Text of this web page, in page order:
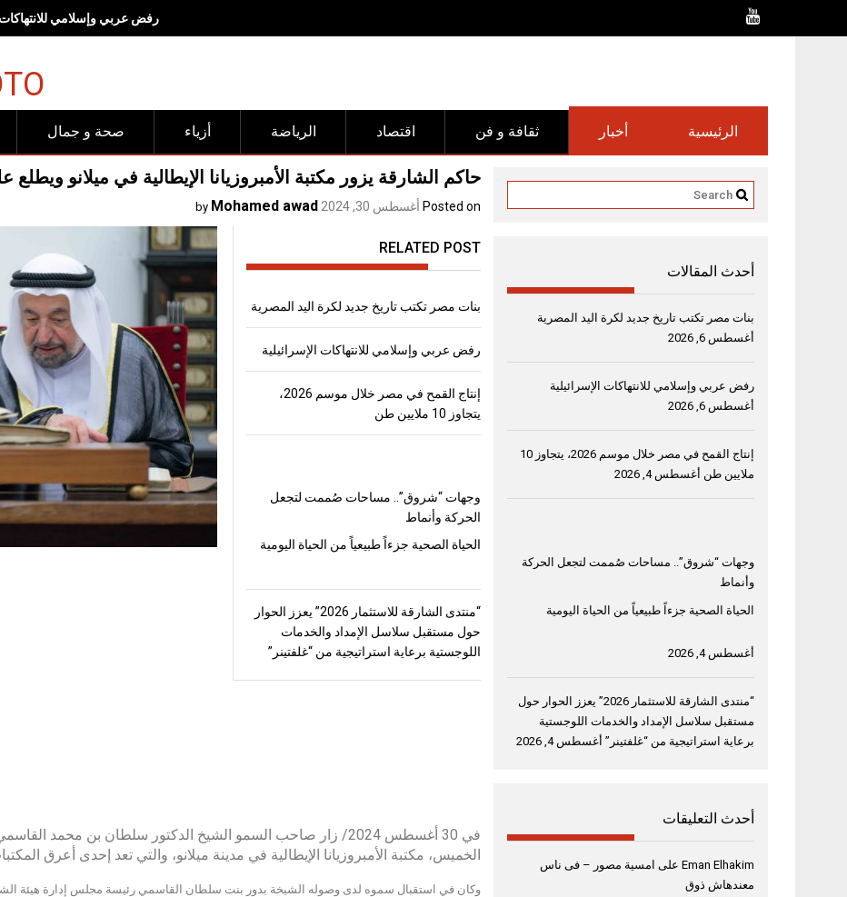
رفض عربي وإسلامي للانتهاكات
صحة و جمال أزياء الرياضة اقتصاد ثقافة و فن أخبار الرئيسية
حاكم الشارقة يزور مكتبة الأمبروزيانا الإيطالية في ميلانو
Posted on أغسطس 30, 2024 by
Mohamed awad
RELATED POST
بنات مصر تكتب تاريخ جديد لكرة اليد المصرية
رفض عربي وإسلامي للانتهاكات الإسرائيلية
إنتاج القمح في مصر خلال موسم 2026،
يتجاوز 10 ملايين طن
وجهات “شروق”.. مساحات صُممت لتجعل
الحركة وأنماط
الحياة الصحية جزءاً طبيعياً من الحياة اليومية
“منتدى الشارقة للاستثمار 2026” يعزز الحوار
حول مستقبل سلاسل الإمداد والخدمات
اللوجستية برعاية استراتيجية من “غلفتينر”
في 30 أغسطس 2024/ زار صاحب السمو الشيخ الدكتور سلطان بن
الخميس، مكتبة الأمبروزيانا الإيطالية في مدينة ميلانو، والتي تعد إحدى أعرق
وكان في استقبال سموه لدى وصوله الشيخة بدور بنت سلطان القاسمي رئيسة مجلس إدارة هيئة
أحدث المقالات
بنات مصر تكتب تاريخ جديد لكرة اليد المصرية
أغسطس 6, 2026
رفض عربي وإسلامي للانتهاكات الإسرائيلية
أغسطس 6, 2026
إنتاج القمح في مصر خلال موسم 2026، يتجاوز 10
ملايين طن أغسطس 4, 2026
وجهات “شروق”.. مساحات صُممت لتجعل الحركة
وأنماط
الحياة الصحية جزءاً طبيعياً من الحياة اليومية
أغسطس 4, 2026
“منتدى الشارقة للاستثمار 2026” يعزز الحوار حول
مستقبل سلاسل الإمداد والخدمات اللوجستية
برعاية استراتيجية من “غلفتينر” أغسطس 4, 2026
أحدث التعليقات
Eman Elhakim على امسية مصور – فى ناس
معندهاش ذوق